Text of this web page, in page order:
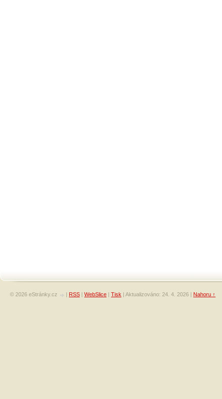
© 2026 eStránky.cz | RSS | WebSlice | Tisk | Aktualizováno: 24. 4. 2026 | Nahoru ↑